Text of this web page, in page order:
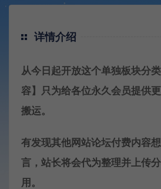
详情介绍
从今日起开放这个单独板块分
容】只为给各位永久会员提供
搬运。
有发现其他网站论坛付费内容
言，站长将会代为整理并上传
用。